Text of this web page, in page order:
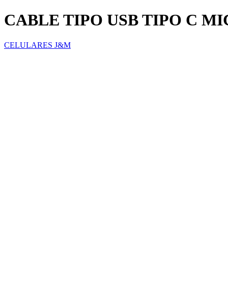
CABLE TIPO USB TIPO C
CELULARES J&M